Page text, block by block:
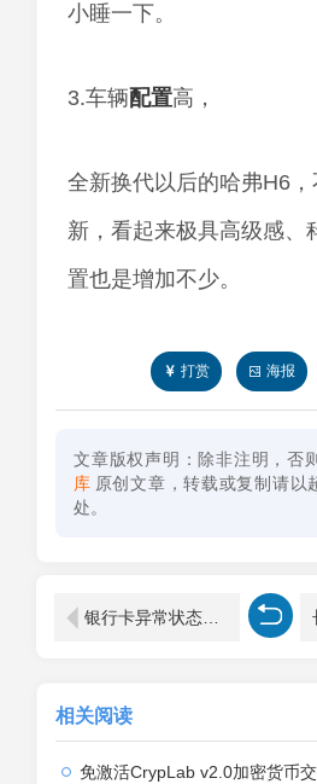
小睡一下。
3.车辆配置高，
全新换代以后的哈弗H6
新，看起来极具高级感、
置也是增加不少。
打赏 海报
文章版权声明：除非注明，否
库 原创文章，转载或复制请以
处。
银行卡异常状态是怎么解除(银行卡异常状态是怎么解除要多久)
相关阅读
免激活CrypLab v2.0加密货币交易和拍卖系统源